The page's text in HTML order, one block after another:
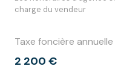
charge du vendeur
Taxe foncière annuelle
2 200 €